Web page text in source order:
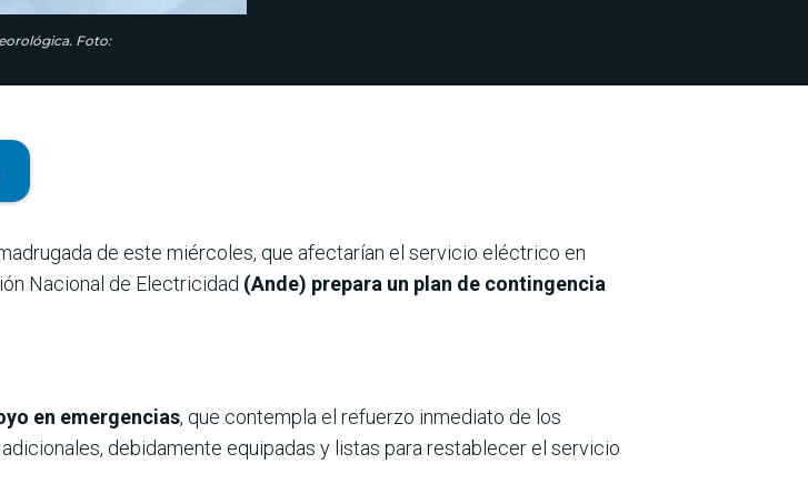
Foto:
de este miércoles, que afectarían el servicio eléctrico en
Nacional de Electricidad (Ande) prepara un plan de contingencia
en emergencias, que contempla el refuerzo inmediato de los
debidamente equipadas y listas para restablecer el servicio